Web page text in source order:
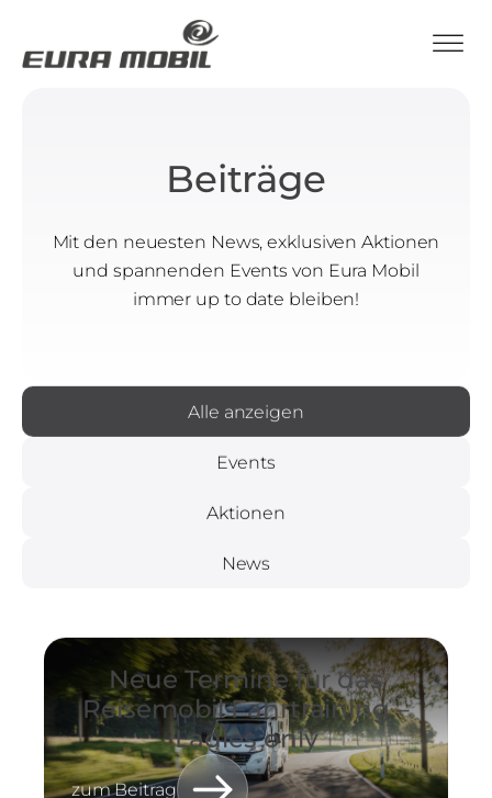
Beiträge
Mit den neuesten News, exklusiven Aktionen
und spannenden Events von Eura Mobil
immer up to date bleiben!
Alle anzeigen
Events
Aktionen
News
Neue Termine für das
Reisemobil Fahrtraining –
Ladies only
zum Beitrag